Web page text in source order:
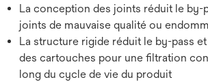
La conception des joints réduit le by-
joints de mauvaise qualité ou
La structure rigide réduit le by-pass
des cartouches pour une filtration
long du cycle de vie du produit